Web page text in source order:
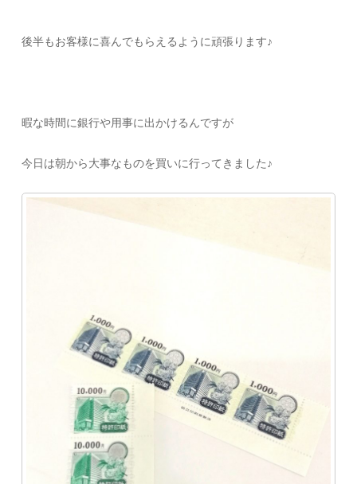
後半もお客様に喜んでもらえるように頑張ります♪
暇な時間に銀行や用事に出かけるんですが
今日は朝から大事なものを買いに行ってきました♪